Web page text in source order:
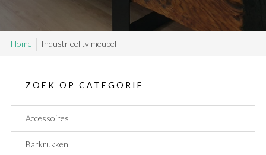
SAMPLE SALE
Maatwerk aanvragen
Contact
Home Industrieel tv meubel
ZOEK OP CATEGORIE
Accessoires
Barkrukken